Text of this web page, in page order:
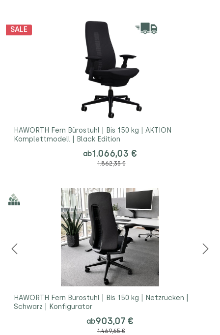
SALE
HAWORTH Fern Bürostuhl | Bis 150 kg | AKTION
Komplettmodell | Black Edition
ab1.066,03 €
1.862,35 €
HAWORTH Fern Bürostuhl | Bis 150 kg | Netzrücken |
Schwarz | Konfigurator
ab903,07 €
1.469,65 €